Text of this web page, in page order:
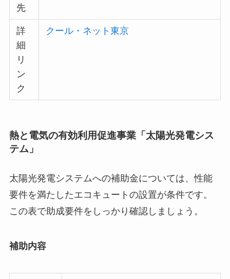
先
詳
細
リ
ン
ク
クール・ネット東京
熱と電気の有効利用促進事業「太陽光発電シス
テム」
太陽光発電システムへの補助金については、性能
要件を満たしたエコキュートの設置が条件です。
この表で助成要件をしっかり確認しましょう。
補助内容